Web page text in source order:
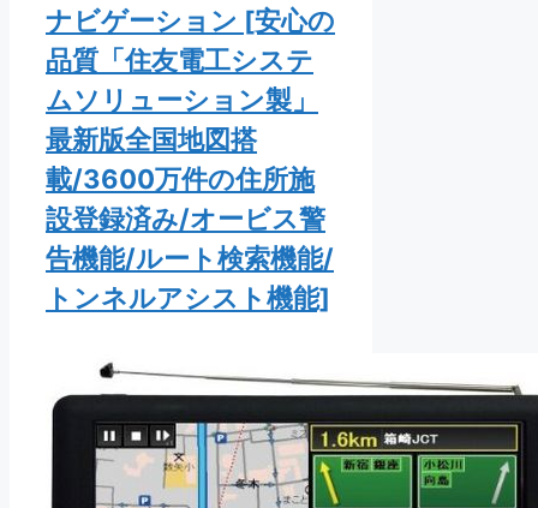
ナビゲーション [安心の
品質「住友電工システ
ムソリューション製」
最新版全国地図搭
載/3600万件の住所施
設登録済み/オービス警
告機能/ルート検索機能/
トンネルアシスト機能]